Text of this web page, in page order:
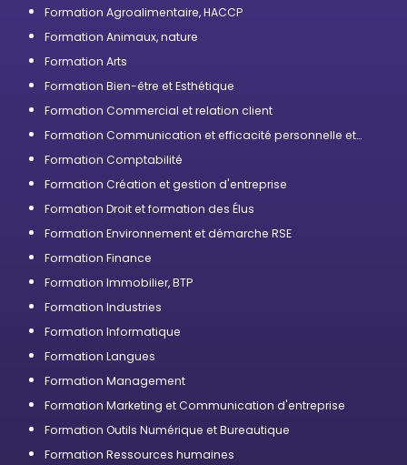
Formation Agroalimentaire, HACCP
Formation Animaux, nature
Formation Arts
Formation Bien-être et Esthétique
Formation Commercial et relation client
Formation Communication et efficacité personnelle et
Formation Comptabilité
Formation Création et gestion d'entreprise
Formation Droit et formation des Élus
Formation Environnement et démarche RSE
Formation Finance
Formation Immobilier, BTP
Formation Industries
Formation Informatique
Formation Langues
Formation Management
Formation Marketing et Communication d'entreprise
Formation Outils Numérique et Bureautique
Formation Ressources humaines